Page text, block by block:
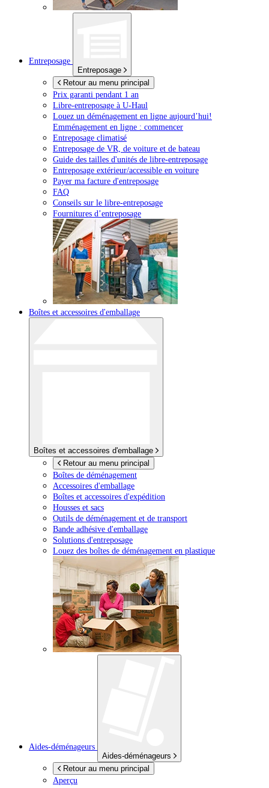
Entreposage
Entreposage
Retour au menu principal
Prix garanti pendant 1 an
Libre-entreposage à U-Haul
Louez un déménagement en ligne aujourd’hui!
Emménagement en ligne : commencer
Entreposage climatisé
Entreposage de VR, de voiture et de bateau
Guide des tailles d'unités de libre-entreposage
Entreposage extérieur/accessible en voiture
Payer ma facture d'entreposage
FAQ
Conseils sur le libre-entreposage
Fournitures d’entreposage
Boîtes et accessoires d'emballage
Boîtes et accessoires d'emballage
Retour au menu principal
Boîtes de déménagement
Accessoires d'emballage
Boîtes et accessoires d'expédition
Housses et sacs
Outils de déménagement et de transport
Bande adhésive d'emballage
Solutions d'entreposage
Louez des boîtes de déménagement en plastique
Aides-déménageurs
Aides-déménageurs
Retour au menu principal
Aperçu